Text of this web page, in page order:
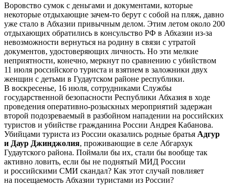
Воровство сумок с деньгами и документами, которые
некоторые отдыхающие зачем-то берут с собой на пляж, давно
уже стало в Абхазии привычным делом. Этим летом около 200
отдыхающих обратились в консульство РФ в Абхазии из-за
невозможности вернуться на родину в связи с утратой
документов, удостоверяющих личность. Но эти мелкие
неприятности, конечно, меркнут по сравнению с убийством
11 июля российского туриста и взятием в заложники двух
женщин с детьми в Гудаутском районе республики.
В воскресенье, 16 июля, сотрудниками Службы
государственной безопасности Республики Абхазия в ходе
проведения оперативно-розыскных мероприятий задержан
второй подозреваемый в разбойном нападении на российских
туристов и убийстве гражданина России Андрея Кабанова.
Убийцами туриста из России оказались родные братья Адгур
и Даур Джинджолия, проживающие в селе Абгархук
Гудаутского района. Поймали бы их, стали бы вообще так
активно ловить, если бы не поднятый МИД России
и российскими СМИ скандал? Как этот случай повлияет
на посещаемость Абхазии туристами из России?